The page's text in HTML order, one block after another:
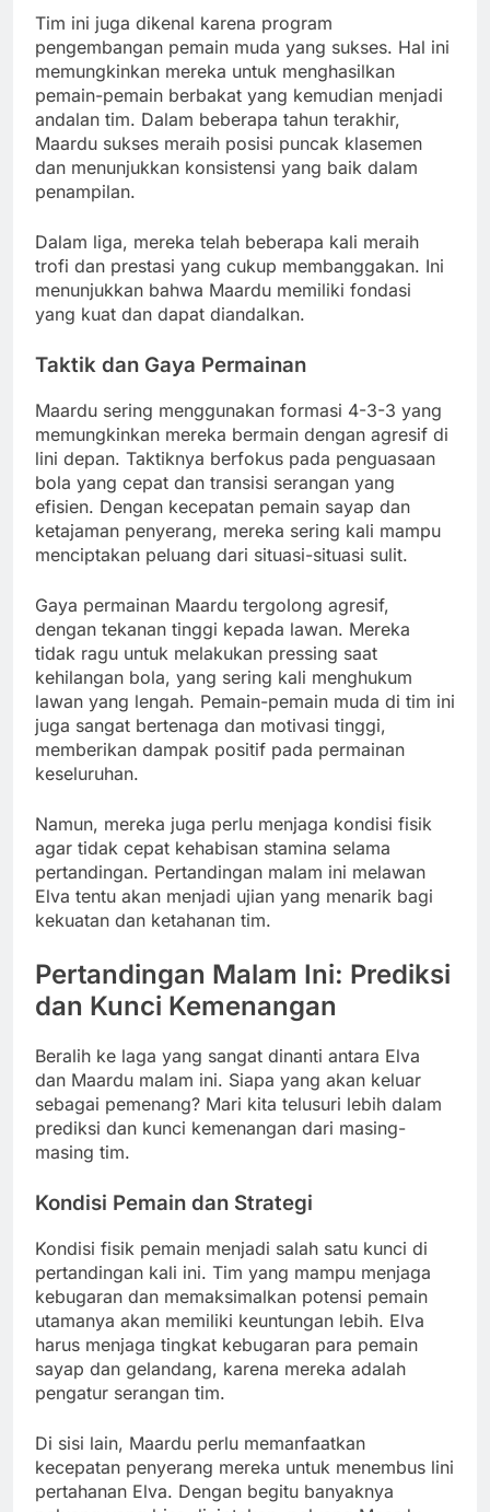
Tim ini juga dikenal karena program
pengembangan pemain muda yang sukses. Hal ini
memungkinkan mereka untuk menghasilkan
pemain-pemain berbakat yang kemudian menjadi
andalan tim. Dalam beberapa tahun terakhir,
Maardu sukses meraih posisi puncak klasemen
dan menunjukkan konsistensi yang baik dalam
penampilan.
Dalam liga, mereka telah beberapa kali meraih
trofi dan prestasi yang cukup membanggakan. Ini
menunjukkan bahwa Maardu memiliki fondasi
yang kuat dan dapat diandalkan.
Taktik dan Gaya Permainan
Maardu sering menggunakan formasi 4-3-3 yang
memungkinkan mereka bermain dengan agresif di
lini depan. Taktiknya berfokus pada penguasaan
bola yang cepat dan transisi serangan yang
efisien. Dengan kecepatan pemain sayap dan
ketajaman penyerang, mereka sering kali mampu
menciptakan peluang dari situasi-situasi sulit.
Gaya permainan Maardu tergolong agresif,
dengan tekanan tinggi kepada lawan. Mereka
tidak ragu untuk melakukan pressing saat
kehilangan bola, yang sering kali menghukum
lawan yang lengah. Pemain-pemain muda di tim ini
juga sangat bertenaga dan motivasi tinggi,
memberikan dampak positif pada permainan
keseluruhan.
Namun, mereka juga perlu menjaga kondisi fisik
agar tidak cepat kehabisan stamina selama
pertandingan. Pertandingan malam ini melawan
Elva tentu akan menjadi ujian yang menarik bagi
kekuatan dan ketahanan tim.
Pertandingan Malam Ini: Prediksi
dan Kunci Kemenangan
Beralih ke laga yang sangat dinanti antara Elva
dan Maardu malam ini. Siapa yang akan keluar
sebagai pemenang? Mari kita telusuri lebih dalam
prediksi dan kunci kemenangan dari masing-
masing tim.
Kondisi Pemain dan Strategi
Kondisi fisik pemain menjadi salah satu kunci di
pertandingan kali ini. Tim yang mampu menjaga
kebugaran dan memaksimalkan potensi pemain
utamanya akan memiliki keuntungan lebih. Elva
harus menjaga tingkat kebugaran para pemain
sayap dan gelandang, karena mereka adalah
pengatur serangan tim.
Di sisi lain, Maardu perlu memanfaatkan
kecepatan penyerang mereka untuk menembus lini
pertahanan Elva. Dengan begitu banyaknya